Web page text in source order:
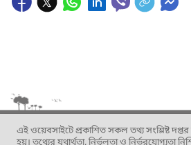
এই ওয়েবসাইটে প্রকাশিত সকল তথ্য সংশ্লিষ্ট
হয়। তথ্যের যথার্থতা, নির্ভুলতা ও নির্ভরযোগ্যতা